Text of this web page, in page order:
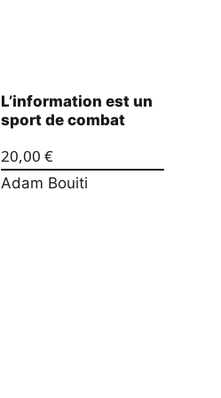
L’information est un
sport de combat
20,00 €
Adam Bouiti